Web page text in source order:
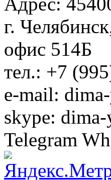
г.
офис 514Б
тел.: +7
e-mail:
skype:
Telegram